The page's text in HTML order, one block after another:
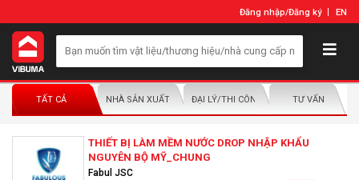
Đăng nhập/Đăng ký EN
TẤT CẢ NHÀ SẢN XUẤT/NHÀ PHÂN PHỐIĐẠI LÝ/THI CÔNG LẮP ĐẶTTƯ VẤN
THIẾT BỊ LÀM MỀM NƯỚC DROP NHẬP KHẨU
NGUYÊN BỘ MỸ_CHUNG
Fabul JSC